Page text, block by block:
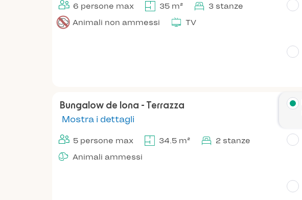
6 persone max 35 m²
3 stanze
Animali non ammessi
TV
Bungalow de lona - Terrazza
Mostra i dettagli
5 persone max 34.5 m²
2 stanze
Animali ammessi